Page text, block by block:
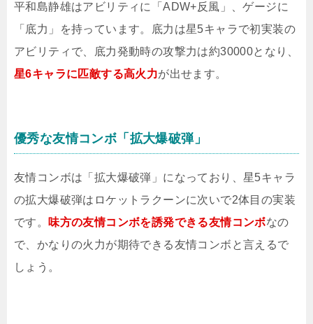
平和島静雄はアビリティに「ADW+反風」、ゲージに
「底力」を持っています。底力は星5キャラで初実装の
アビリティで、底力発動時の攻撃力は約30000となり、
星6キャラに匹敵する高火力が出せます。
優秀な友情コンボ「拡大爆破弾」
友情コンボは「拡大爆破弾」になっており、星5キャラ
の拡大爆破弾はロケットラクーンに次いで2体目の実装
です。
味方の友情コンボを誘発できる友情コンボなの
で、かなりの火力が期待できる友情コンボと言えるで
しょう。